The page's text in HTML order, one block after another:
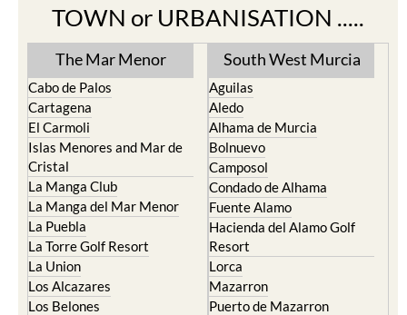
TOWN or URBANISATION .....
The Mar Menor
Cabo de Palos
Cartagena
El Carmoli
Islas Menores and Mar de
Cristal
La Manga Club
La Manga del Mar Menor
La Puebla
La Torre Golf Resort
La Union
Los Alcazares
Los Belones
South West Murcia
Aguilas
Aledo
Alhama de Murcia
Bolnuevo
Camposol
Condado de Alhama
Fuente Alamo
Hacienda del Alamo Golf
Resort
Lorca
Mazarron
Puerto de Mazarron